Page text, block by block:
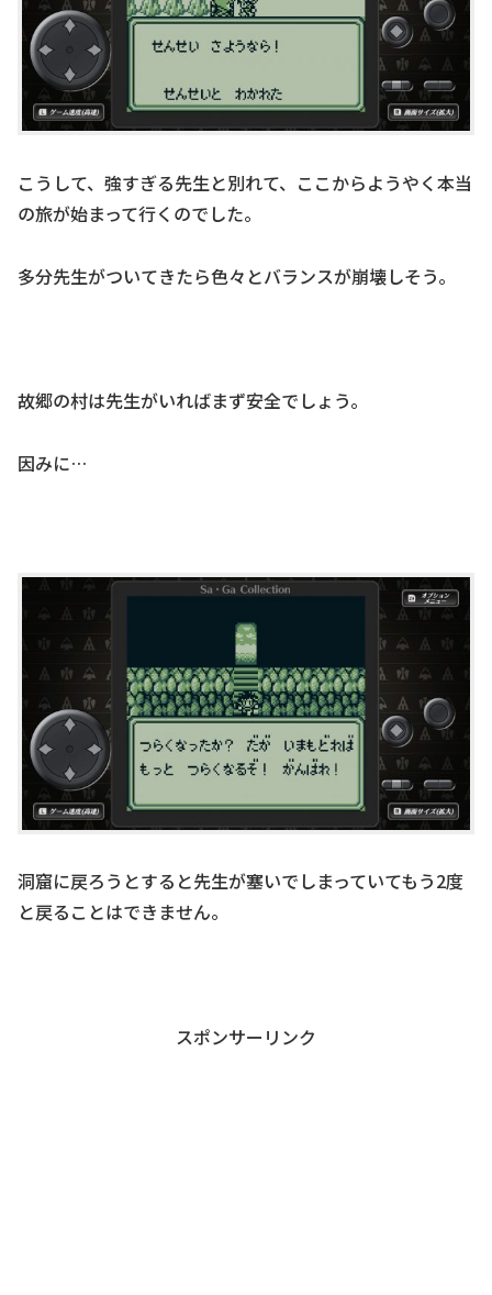
こうして、強すぎる先生と別れて、ここからようやく本当
の旅が始まって行くのでした。
多分先生がついてきたら色々とバランスが崩壊しそう。
故郷の村は先生がいればまず安全でしょう。
因みに…
洞窟に戻ろうとすると先生が塞いでしまっていてもう2度
と戻ることはできません。
スポンサーリンク